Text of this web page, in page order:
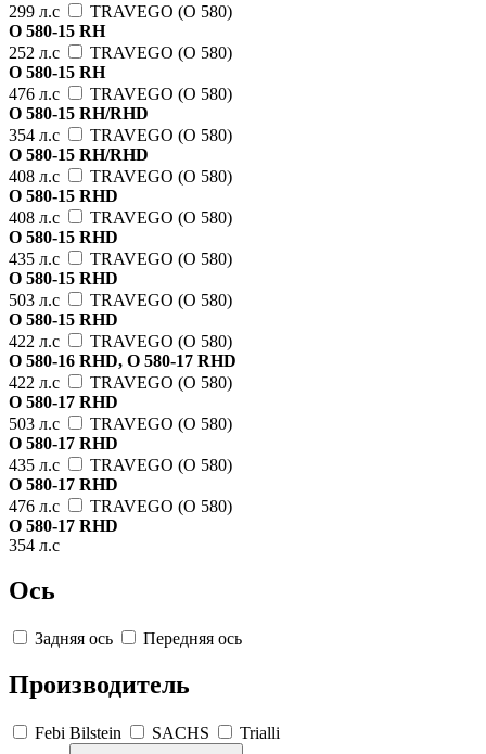
299 л.с
TRAVEGO (O 580)
O 580-15 RH
252 л.с
TRAVEGO (O 580)
O 580-15 RH
476 л.с
TRAVEGO (O 580)
O 580-15 RH/RHD
354 л.с
TRAVEGO (O 580)
O 580-15 RH/RHD
408 л.с
TRAVEGO (O 580)
O 580-15 RHD
408 л.с
TRAVEGO (O 580)
O 580-15 RHD
435 л.с
TRAVEGO (O 580)
O 580-15 RHD
503 л.с
TRAVEGO (O 580)
O 580-15 RHD
422 л.с
TRAVEGO (O 580)
O 580-16 RHD, O 580-17 RHD
422 л.с
TRAVEGO (O 580)
O 580-17 RHD
503 л.с
TRAVEGO (O 580)
O 580-17 RHD
435 л.с
TRAVEGO (O 580)
O 580-17 RHD
476 л.с
TRAVEGO (O 580)
O 580-17 RHD
354 л.с
Ось
Задняя ось Передняя ось
Производитель
Febi Bilstein SACHS Trialli